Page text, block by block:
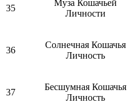
35
Муза Кошачьей
Личности
36
Солнечная Кошачья
Личность
37
Бесшумная Кошачья
Личность